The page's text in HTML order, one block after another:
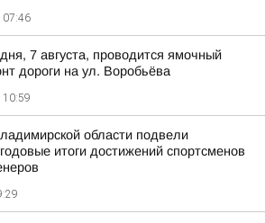
07:46
7 августа, проводится ямочный
дороги на ул. Воробьёва
10:59
области подвели
итоги достижений спортсменов